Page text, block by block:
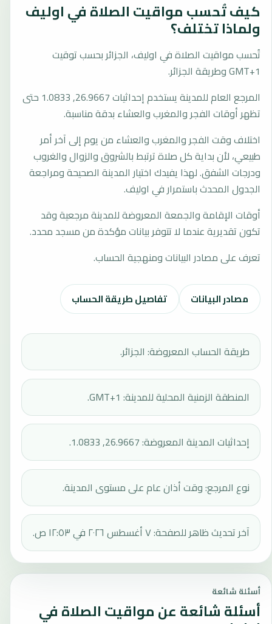
كيف تُحسب مواقيت الصلاة في اوليف
ولماذا تختلف؟
تُحسب مواقيت الصلاة في اوليف، الجزائر بحسب توقيت
GMT+1 وطريقة الجزائر.
المرجع العام للمدينة يستخدم إحداثيات 26.9667, 1.0833 حتى
تظهر أوقات الفجر والمغرب والعشاء بدقة مناسبة.
اختلاف وقت الفجر والمغرب والعشاء من يوم إلى آخر أمر
طبيعي، لأن بداية كل صلاة ترتبط بالشروق والزوال والغروب
ودرجات الشفق. لهذا يفيدك اختيار المدينة الصحيحة ومراجعة
الجدول المحدث باستمرار في اوليف.
أوقات الإقامة والجمعة المعروضة للمدينة مرجعية وقد
تكون تقديرية عندما لا تتوفر بيانات مؤكدة من مسجد محدد.
تعرف على مصادر البيانات ومنهجية الحساب.
مصادر البيانات تفاصيل طريقة الحساب
طريقة الحساب المعروضة: الجزائر.
المنطقة الزمنية المحلية للمدينة: GMT+1.
إحداثيات المدينة المعروضة: 26.9667, 1.0833.
نوع المرجع: وقت أذان عام على مستوى المدينة.
آخر تحديث ظاهر للصفحة: ٧ أغسطس ٢٠٢٦ في ١٢:٥٣ ص.
أسئلة شائعة
أسئلة شائعة عن مواقيت الصلاة في